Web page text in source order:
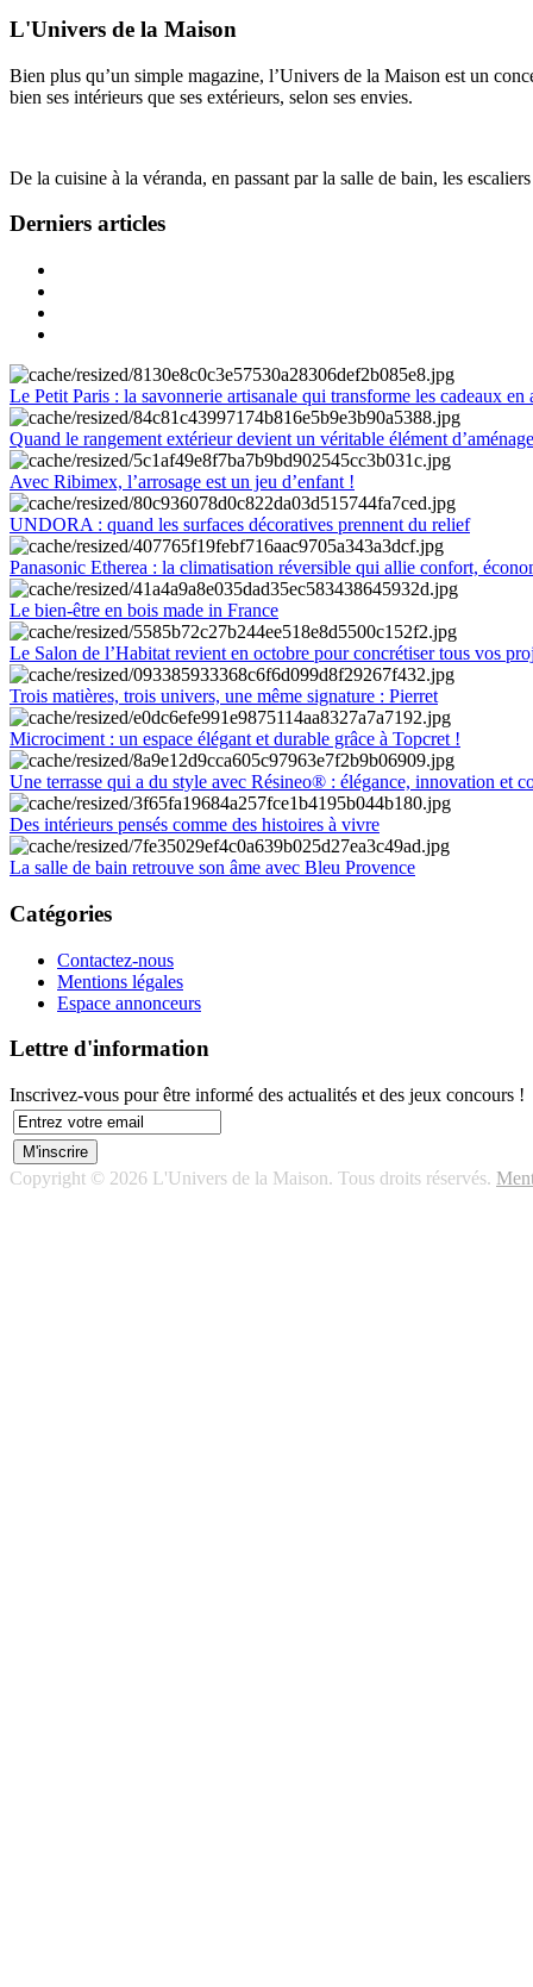
L'Univers de la Maison
Bien plus qu’un simple magazine, l’Univers de la Maison est un
bien ses intérieurs que ses extérieurs, selon ses envies.
De la cuisine à la véranda, en passant par la salle de bain, les
Derniers articles
Le Petit Paris : la savonnerie artisanale qui transforme les cadeaux en
Quand le rangement extérieur devient un véritable élément
Avec Ribimex, l’arrosage est un jeu d’enfant !
UNDORA : quand les surfaces décoratives prennent du relief
Panasonic Etherea : la climatisation réversible qui allie confort,
Le bien-être en bois made in France
Le Salon de l’Habitat revient en octobre pour concrétiser tous vos
Trois matières, trois univers, une même signature : Pierret
Microciment : un espace élégant et durable grâce à Topcret !
Une terrasse qui a du style avec Résineo® : élégance, innovation et
Des intérieurs pensés comme des histoires à vivre
La salle de bain retrouve son âme avec Bleu Provence
Catégories
Contactez-nous
Mentions légales
Espace annonceurs
Lettre d'information
Inscrivez-vous pour être informé des actualités et des jeux concours !
Copyright © 2026 L'Univers de la Maison. Tous droits réservés.